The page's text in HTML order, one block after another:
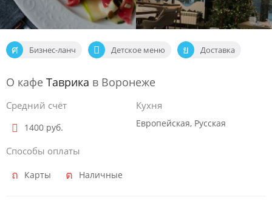
Бизнес-ланч Детское меню Доставка
О кафе Таврика в Воронеже
Средний счёт
1400 руб.
Способы оплаты
Карты Наличные
Кухня
Европейская, Русская